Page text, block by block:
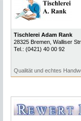
Tischlerei Adam Rank
28325 Bremen, Walliser
Tel.: (0421) 40 00 92
Qualität und echtes